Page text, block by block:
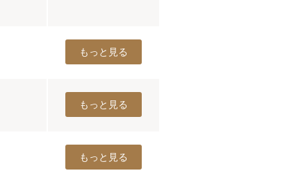
もっと見る
もっと見る
もっと見る